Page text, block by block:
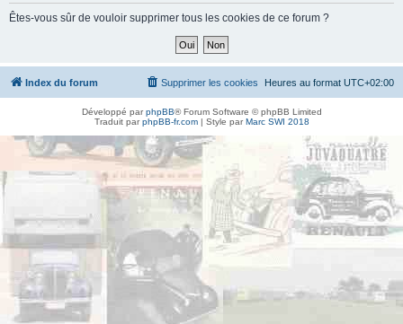
Êtes-vous sûr de vouloir supprimer tous les cookies de ce forum ?
Index du forum Heures au format UTC+02:00
Supprimer les cookies
Développé parphpBB® Forum Software © phpBB Limited
Traduit parphpBB-fr.com| Style parMarc SWI 2018